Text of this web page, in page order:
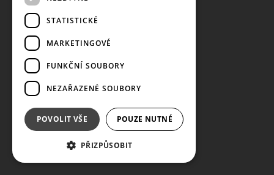
STATISTICKÉ
MARKETINGOVÉ
FUNKČNÍ SOUBORY
NEZAŘAZENÉ SOUBORY
POVOLIT VŠE POUZE NUTNÉ
PŘIZPŮSOBIT